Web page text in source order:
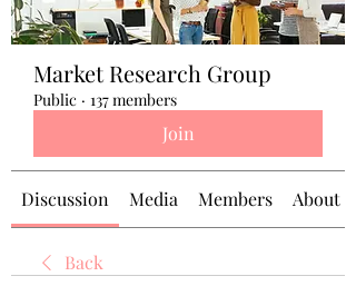
Market Research Group
Public · 137 members
Join
Discussion Media Members About
Back